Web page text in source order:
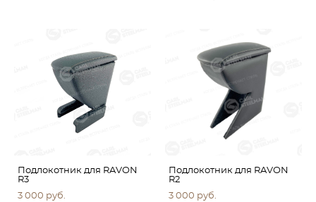
Подлокотник для RAVON
R3
3 000 pуб.
Подлокотник для RAVON
R2
3 000 pуб.